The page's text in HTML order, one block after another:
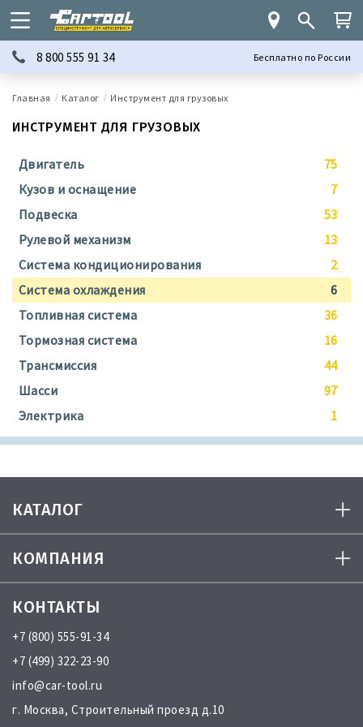
8 800 555 91 34 Бесплатно по России
Каталог Инструмент для грузовых
ИНСТРУМЕНТ ДЛЯ ГРУЗОВЫХ
Двигатель
75
Кузов и оснащение
7
Подвеска
53
Рулевой механизм
13
Система кондиционирования
2
Система охлаждения
6
Топливная система
36
Тормозная система
16
Трансмиссия
44
Шасси
97
Электрика
1
КАТАЛОГ
КОМПАНИЯ
КОНТАКТЫ
+7 (800) 555-91-34
+7 (499) 322-23-90
info@car-tool.ru
г. Москва, Строительный проезд д.10